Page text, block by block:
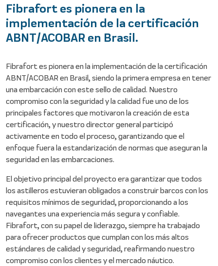
Fibrafort es pionera en la
implementación de la certificación
ABNT/ACOBAR en Brasil.
Fibrafort es pionera en la implementación de la certificación
ABNT/ACOBAR en Brasil, siendo la primera empresa en tener
una embarcación con este sello de calidad. Nuestro
compromiso con la seguridad y la calidad fue uno de los
principales factores que motivaron la creación de esta
certificación, y nuestro director general participó
activamente en todo el proceso, garantizando que el
enfoque fuera la estandarización de normas que aseguran la
seguridad en las embarcaciones.
El objetivo principal del proyecto era garantizar que todos
los astilleros estuvieran obligados a construir barcos con los
requisitos mínimos de seguridad, proporcionando a los
navegantes una experiencia más segura y confiable.
Fibrafort, con su papel de liderazgo, siempre ha trabajado
para ofrecer productos que cumplan con los más altos
estándares de calidad y seguridad, reafirmando nuestro
compromiso con los clientes y el mercado náutico.